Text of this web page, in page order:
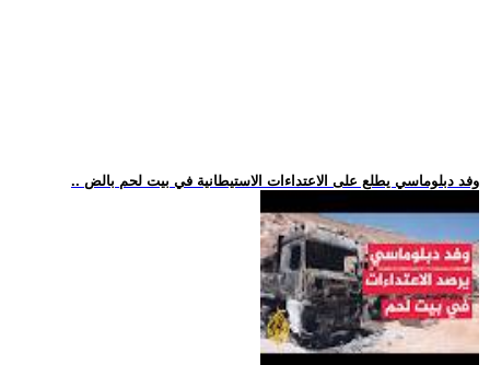
.. وفد دبلوماسي يطلع على الاعتداءات الاستيطانية في بيت لحم بالض